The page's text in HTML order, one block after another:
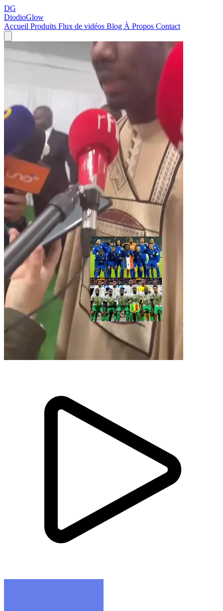
DG
DiodioGlow
Accueil Produits Flux de vidéos Blog À Propos Contact